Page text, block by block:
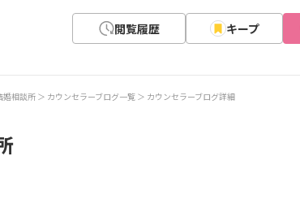
閲覧履歴 キープ
婚相談所 カウンセラーブログ一覧 カウンセラーブログ詳細